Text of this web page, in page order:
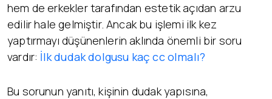
hem de erkekler tarafından estetik açıdan arzu
edilir hale gelmiştir. Ancak bu işlemi ilk kez
yaptırmayı düşünenlerin aklında önemli bir soru
vardır: İlk dudak dolgusu kaç cc olmalı?
Bu sorunun yanıtı, kişinin dudak yapısına,